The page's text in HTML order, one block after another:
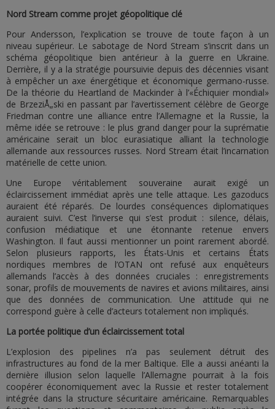
Nord Stream comme projet géopolitique clé
Pour Andersson, l’explication se trouve de toute façon à un
niveau supérieur. Le sabotage de Nord Stream s’inscrit dans un
schéma géopolitique bien antérieur à la guerre en Ukraine.
Derrière, il y a la stratégie poursuivie depuis des décennies visant
à empêcher un axe énergétique et économique germano-russe.
De la théorie du Heartland de Mackinder à l’«Échiquier mondial»
de BrzeziÅ„ski en passant par l’avertissement célèbre de George
Friedman contre une alliance entre l’Allemagne et la Russie, la
même idée se retrouve : le plus grand danger pour la suprématie
américaine serait un bloc eurasiatique alliant la technologie
allemande aux ressources russes. Nord Stream était l’incarnation
matérielle de cette union.
Une Europe véritablement souveraine aurait exigé un
éclaircissement immédiat après une telle attaque. Les gazoducs
auraient été réparés. De lourdes conséquences diplomatiques
auraient suivi. C’est l’inverse qui s’est produit : silence, délais,
confusion médiatique et une étonnante retenue envers
Washington. Il faut aussi mentionner un point rarement abordé.
Selon plusieurs rapports, les États-Unis et certains États
nordiques membres de l’OTAN ont refusé aux enquêteurs
allemands l’accès à des données cruciales : enregistrements
sonar, profils de mouvements de navires et avions militaires, ainsi
que des données de communication. Une attitude qui ne
correspond guère à celle d’acteurs totalement non impliqués.
La portée politique d’un éclaircissement total
L’explosion des pipelines n’a pas seulement détruit des
infrastructures au fond de la mer Baltique. Elle a aussi anéanti la
dernière illusion selon laquelle l’Allemagne pourrait à la fois
coopérer économiquement avec la Russie et rester totalement
intégrée dans la structure sécuritaire américaine. Remarquables